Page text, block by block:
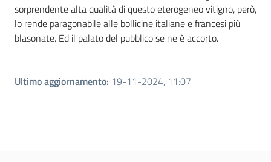
Piani programmi
progetti
sorprendente alta qualità di questo eterogeneo vitigno, però,
lo rende paragonabile alle bollicine italiane e francesi più
blasonate. Ed il palato del pubblico se ne è accorto.
Ultimo aggiornamento: 19-11-2024, 11:07